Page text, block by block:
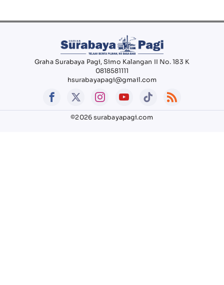
Graha Surabaya Pagi, Simo Kalangan II No. 183 K
0818581111
hsurabayapagi@gmail.com
©2026 surabayapagi.com